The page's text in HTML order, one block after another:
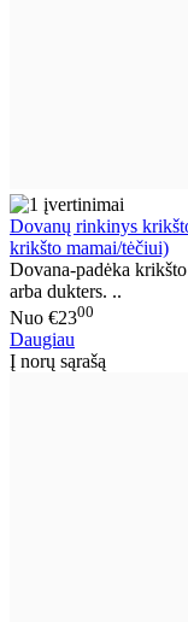
Dovanų rinkinys
krikšto mamai/tėčiui)
Dovana-padėka
arba dukters. ..
Nuo €2300
Daugiau
Į norų sąrašą